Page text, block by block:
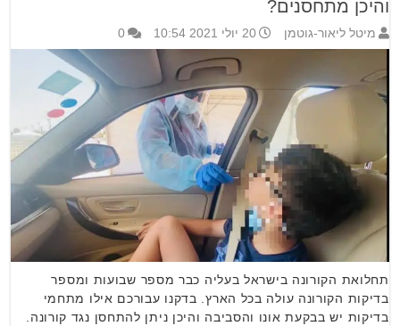
והיכן מתחסנים?
מיטל ליאור-גוטמן 20 יולי 2021 10:54 0
תחלואת הקורונה בישראל בעליה כבר מספר שבועות ומספר
בדיקות הקורונה עולה בכל הארץ. בדקנו עבורכם אילו מתחמי
בדיקות יש בבקעת אונו והסביבה והיכן ניתן להתחסן נגד קורונה.